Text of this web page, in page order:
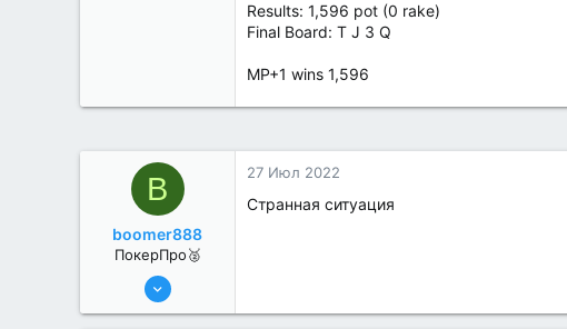
Results: 1,596 pot (0 rake)
Final Board: T J 3 Q
MP+1 wins 1,596
B
boomer888
ПокерПро🥈
6 Июн 2022
27 Июл 2022
Странная ситуация